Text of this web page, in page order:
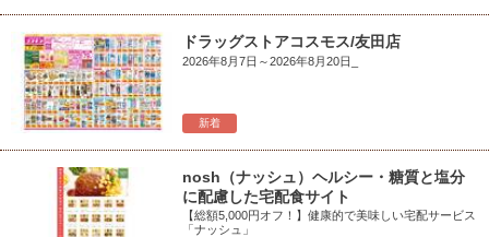
新着
ドラッグストアコスモス/友田店
2026年8月7日～2026年8月20日_
nosh（ナッシュ）ヘルシー・糖質と塩分
に配慮した宅配食サイト
【総額5,000円オフ！】健康的で美味しい宅配サービス
「ナッシュ」